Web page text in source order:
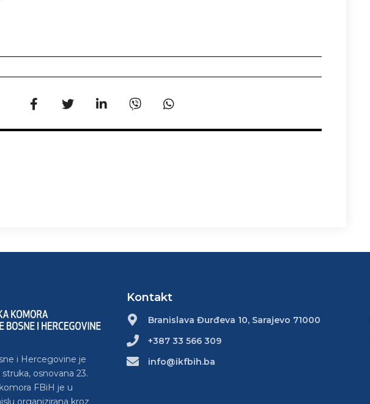
i Hercegovine je
osnovana 23.
FBiH je u
organizirana kroz
Kontakt
Branislava Đurđeva 10, Sarajevo 71000
+387 33 566 309
info@ikfbih.ba